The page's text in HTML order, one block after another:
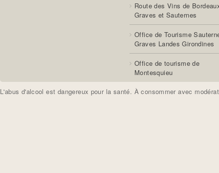
Route des Vins de
Graves et Sauternes
Office de Tourisme
Graves Landes Girondines
Office de tourisme de
Montesquieu
L'abus d'alcool est dangereux pour la santé. À consommer avec